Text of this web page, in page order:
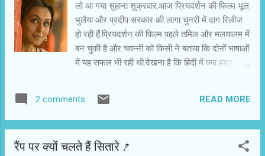
जाकर फिल्में देख पाने में असमर्थ बच्चे अपने चहेते स्टारों
की चंद झलकियां या फिल्म टुकड़ियां देख कर ही मस्त हो
जाते हैं. सलीम बाबा के पास जो हस्तचालित प्रोजेक्टर है,
उस पर भी विदेशियों की नजर है. ऐसे प्रोजेक्टर दुनिया...
लो आ गया सुहाना शुक्रवार.आज प्रियदर्शन की फिल्म भूल
भुलैया और प्रदीप सरकार की लागा चुनरी में दाग रिलीज
हो रही हैं.प्रियदर्शन की फिल्म पहले तमिल और मलयालम में
बन चुकी है और चवन्नी को किसी ने बताया कि दोनों भाषाओं
में यह सफल भी रही थी.देखना है कि हिंदी में क्या हश्र होता
राजपाल जैसे पालतू कलाकारों के साथ ही शाइनी आहूजा
और विद्य बालन को जोडा है. विद्य बालन इधर आ गयीं और
चुनरी में दाग छोड दी.इस फिल्म में दादा ने उन्हें कोंकणा का
2 comments READ MORE
रैंप पर क्यों चलते हैं सितारे ?